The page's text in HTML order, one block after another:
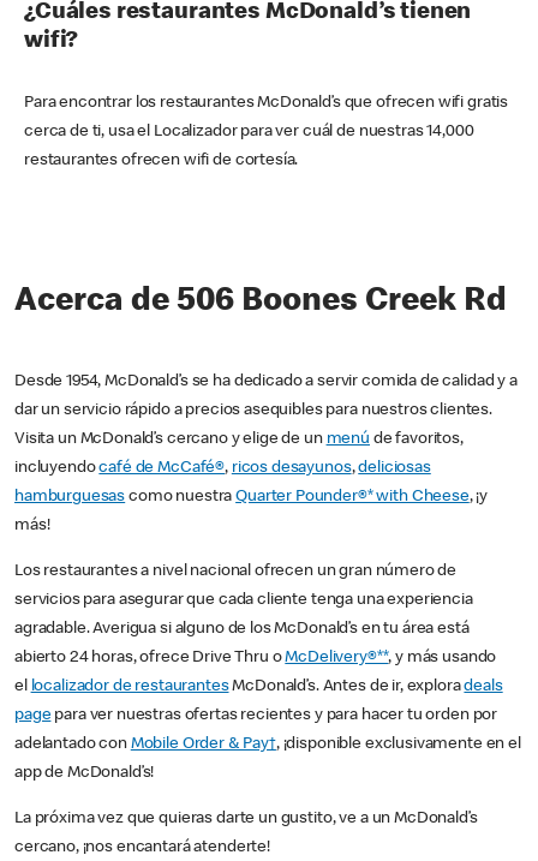
¿Cuáles restaurantes McDonald’s tienen
wifi?
Para encontrar los restaurantes McDonald’s que ofrecen wifi gratis
cerca de ti, usa el Localizador para ver cuál de nuestras 14,000
restaurantes ofrecen wifi de cortesía.
Acerca de 506 Boones Creek Rd
Desde 1954, McDonald’s se ha dedicado a servir comida de calidad y a
dar un servicio rápido a precios asequibles para nuestros clientes.
Visita un McDonald’s cercano y elige de un menú de favoritos,
incluyendocafé de McCafé®, ricos desayunos,deliciosas
hamburguesas como nuestraQuarter Pounder®* with Cheese, ¡y
más!
Los restaurantes a nivel nacional ofrecen un gran número de
servicios para asegurar que cada cliente tenga una experiencia
agradable. Averigua si alguno de los McDonald’s en tu área está
abierto 24 horas, ofrece Drive Thru oMcDelivery®**, y más usando
el localizador de restaurantesMcDonald’s. Antes de ir, exploradeals
pagepara ver nuestras ofertas recientes y para hacer tu orden por
adelantado con Mobile Order & Pay†, ¡disponible exclusivamente en el
app de McDonald’s!
La próxima vez que quieras darte un gustito, ve a un McDonald’s
cercano, ¡nos encantará atenderte!